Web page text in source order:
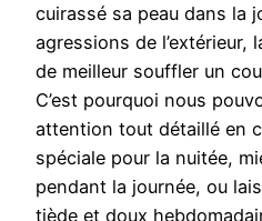
cuirassé sa peau dans la
agressions de l’extérieur,
de meilleur souffler un
C’est pourquoi nous
attention tout détaillé en
spéciale pour la nuitée,
pendant la journée, ou
tiède et doux